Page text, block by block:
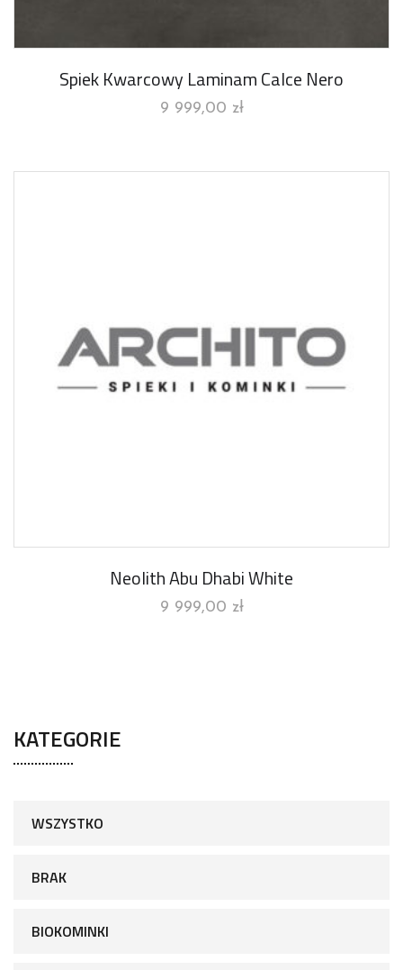
Spiek Kwarcowy Laminam Calce Nero
9 999,00 zł
Neolith Abu Dhabi White
9 999,00 zł
KATEGORIE
WSZYSTKO
BRAK
BIOKOMINKI